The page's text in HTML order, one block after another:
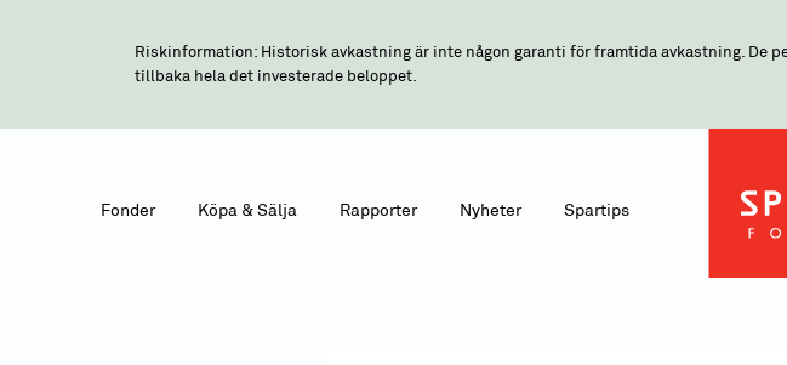
Riskinformation: Historisk avkastning är inte någon garanti för framtida avkastning. De
tillbaka hela det investerade beloppet.
Fonder Köpa & Sälja Rapporter Nyheter Spartips